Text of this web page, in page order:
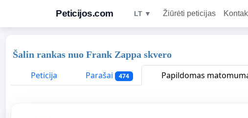
Peticijos.com LT ▼ Žiūrėti peticijas
Šalin rankas nuo Frank Zappa skvero
Peticija
Parašai 474 Papildomas